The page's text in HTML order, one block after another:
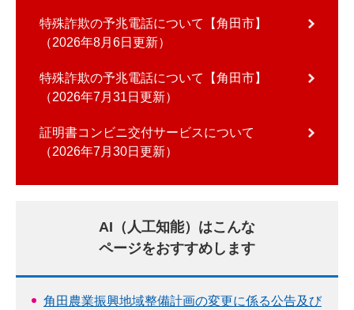
特殊詐欺の予兆電話について【角田市】
2026年8月6日更新
特殊詐欺の予兆電話について【角田市】
2026年7月31日更新
証明書コンビニ交付サービスについて
2026年7月30日更新
AI（人工知能）はこんな
ページをおすすめします
角田農業振興地域整備計画の変更に係る公告及び